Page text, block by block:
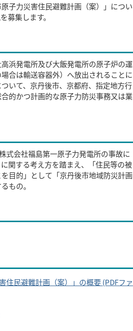
子力災害住民避難計画（案）」につい
募集します。
浜発電所及び大飯発電所の原子炉の運
合は輸送容器外）へ放出されることに
いて、京丹後市、京都府、指定地方行
的かつ計画的な原子力防災事務又は業
式会社福島第一原子力発電所の事故に
関する考え方を踏まえ、「住民等の被
目的」として「京丹後市地域防災計画
もの。
住民避難計画（案）」の概要 (PDFファ